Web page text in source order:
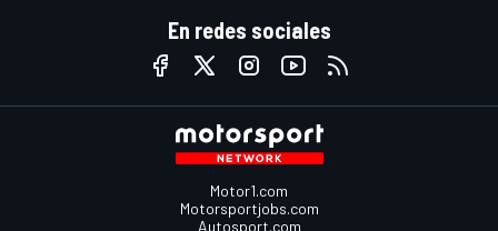
En redes sociales
Motor1.com
Motorsportjobs.com
Autosport.com